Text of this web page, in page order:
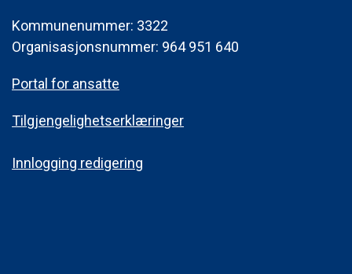
Kommunenummer: 3322
Organisasjonsnummer: 964 951 640
Portal for ansatte
Tilgjengelighetserklæringer
Innlogging redigering